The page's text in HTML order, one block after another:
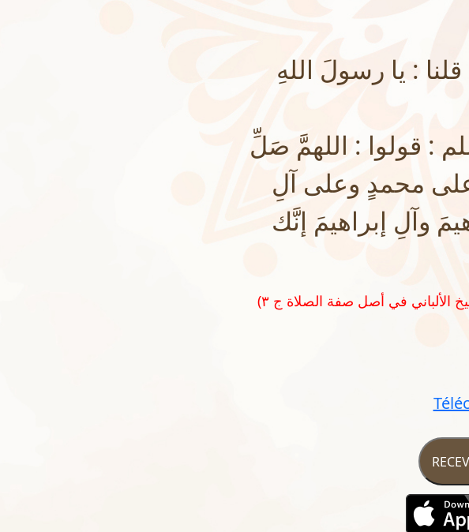
: يا رسولَ اللهِ
: قولوا : اللهمَّ صَلِّ
محمدٍ وعلى آلِ
وآلِ إبراهيمَ إنَّك
(رواه الطحاوي في شرح مشكل الآثر رقم ٢٢٤٠ و صححه الشيخ الألباني في أصل صفة الصلاة ج ٣